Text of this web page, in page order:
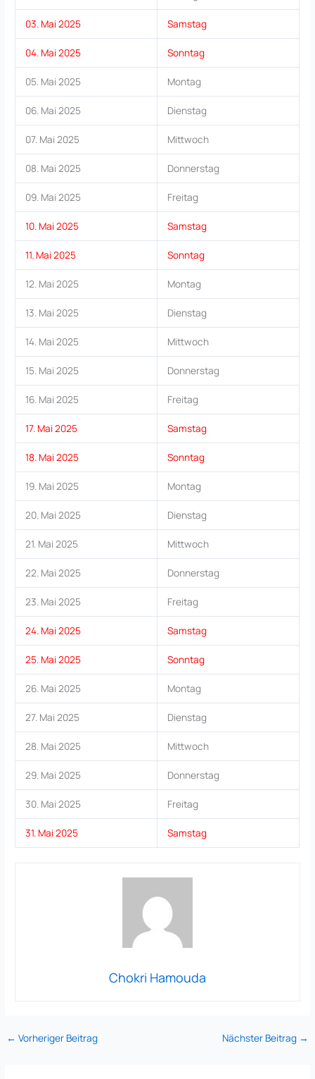
03. Mai 2025 Samstag
04. Mai 2025 Sonntag
05. Mai 2025 Montag
06. Mai 2025 Dienstag
07. Mai 2025 Mittwoch
08. Mai 2025 Donnerstag
09. Mai 2025 Freitag
10. Mai 2025 Samstag
11. Mai 2025 Sonntag
12. Mai 2025 Montag
13. Mai 2025 Dienstag
14. Mai 2025 Mittwoch
15. Mai 2025 Donnerstag
16. Mai 2025 Freitag
17. Mai 2025 Samstag
18. Mai 2025 Sonntag
19. Mai 2025 Montag
20. Mai 2025 Dienstag
21. Mai 2025 Mittwoch
22. Mai 2025 Donnerstag
23. Mai 2025 Freitag
24. Mai 2025 Samstag
25. Mai 2025 Sonntag
26. Mai 2025 Montag
27. Mai 2025 Dienstag
28. Mai 2025 Mittwoch
29. Mai 2025 Donnerstag
30. Mai 2025 Freitag
31. Mai 2025 Samstag
Chokri Hamouda
← Vorheriger Beitrag Nächster Beitrag →